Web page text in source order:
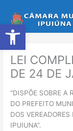
Abrir a barra de
para
o
conteúdo
LEI
DE 24 DE
“DISPÕE SOBRE A
DO PREFEITO
DOS
IPUIUNA”.